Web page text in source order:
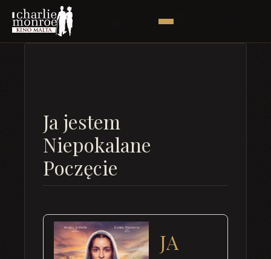
Ja jestem
Niepokalane
Poczęcie
JA